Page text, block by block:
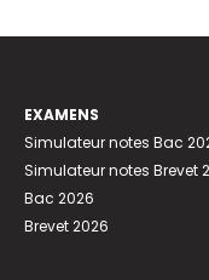
EXAMENS
Simulateur notes Bac
Simulateur notes Brevet
Bac 2026
Brevet 2026